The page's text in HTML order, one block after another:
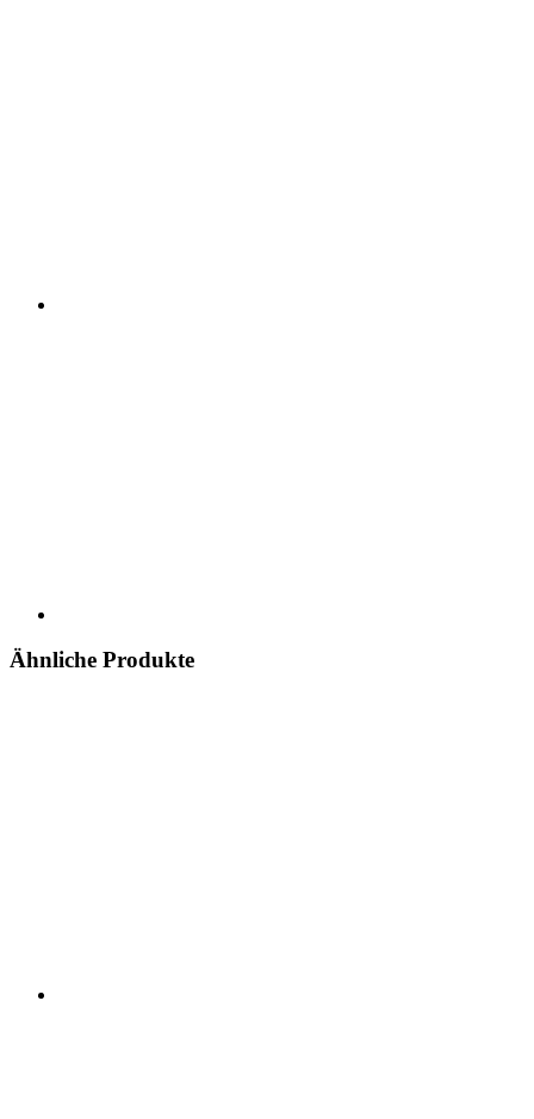
Ähnliche Produkte